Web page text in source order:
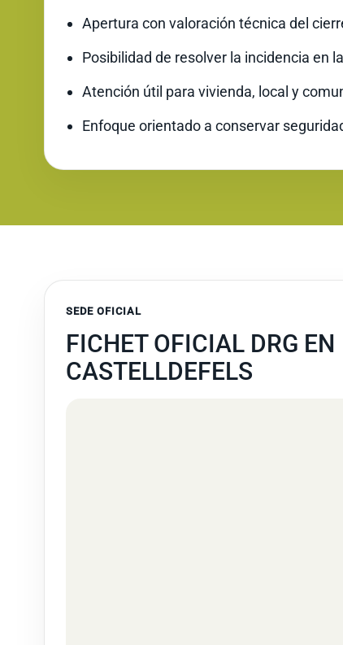
Apertura con valoración técnica del
Posibilidad de resolver la incidencia en
Atención útil para vivienda, local y
Enfoque orientado a conservar
SEDE OFICIAL
FICHET OFICIAL DRG EN
CASTELLDEFELS